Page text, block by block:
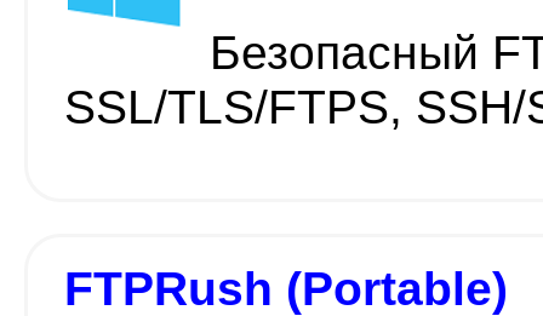
Безопасный
SSL/TLS/FTPS, SSH/
FTPRush (Portable)